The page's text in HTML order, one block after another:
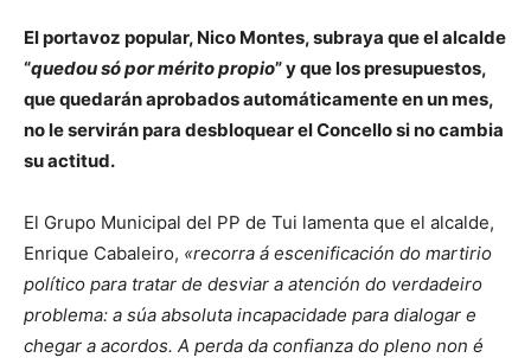
El portavoz popular, Nico Montes, subraya que el alcalde
“quedou só por mérito propio” y que los presupuestos,
que quedarán aprobados automáticamente en un mes,
no le servirán para desbloquear el Concello si no cambia
su actitud.
El Grupo Municipal del PP de Tui lamenta que el alcalde,
Enrique Cabaleiro, «recorra á escenificación do martirio
político para tratar de desviar a atención do verdadeiro
problema: a súa absoluta incapacidade para dialogar e
chegar a acordos. A perda da confianza do pleno non é